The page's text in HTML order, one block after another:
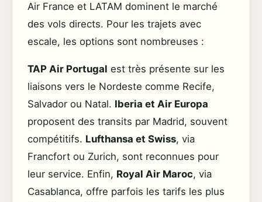
Air France et LATAM dominent le marché
des vols directs. Pour les trajets avec
escale, les options sont nombreuses :
TAP Air Portugal est très présente sur les
liaisons vers le Nordeste comme Recife,
Salvador ou Natal. Iberia et Air Europa
proposent des transits par Madrid, souvent
compétitifs. Lufthansa et Swiss, via
Francfort ou Zurich, sont reconnues pour
leur service. Enfin, Royal Air Maroc, via
Casablanca, offre parfois les tarifs les plus